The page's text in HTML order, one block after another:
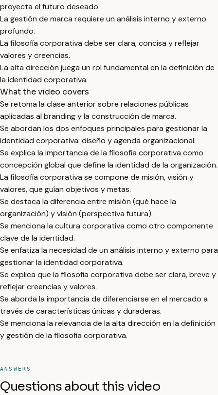
proyecta el futuro deseado.
La gestión de marca requiere un análisis interno y externo
profundo.
La filosofía corporativa debe ser clara, concisa y reflejar
valores y creencias.
La alta dirección juega un rol fundamental en la definición de
la identidad corporativa.
What the video covers
Se retoma la clase anterior sobre relaciones públicas
aplicadas al branding y la construcción de marca.
Se abordan los dos enfoques principales para gestionar la
identidad corporativa: diseño y agenda organizacional.
Se explica la importancia de la filosofía corporativa como
concepción global que define la identidad de la organización.
La filosofía corporativa se compone de misión, visión y
valores, que guían objetivos y metas.
Se destaca la diferencia entre misión (qué hace la
organización) y visión (perspectiva futura).
Se menciona la cultura corporativa como otro componente
clave de la identidad.
Se enfatiza la necesidad de un análisis interno y externo para
gestionar la identidad corporativa.
Se explica que la filosofía corporativa debe ser clara, breve y
reflejar creencias y valores.
Se aborda la importancia de diferenciarse en el mercado a
través de características únicas y duraderas.
Se menciona la relevancia de la alta dirección en la definición
y gestión de la filosofía corporativa.
ANSWERS
Questions about this video